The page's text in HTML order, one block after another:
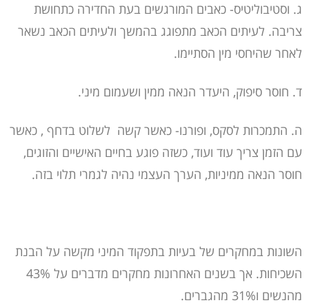
ג. וסטיבוליטיס- כאבים המורגשים בעת החדירה כתחושת
צריבה. לעיתים הכאב מתפוגג בהמשך ולעיתים הכאב נשאר
לאחר שהיחסי מין הסתיימו.
ד. חוסר סיפוק, היעדר הנאה ממין ושעמום מיני.
ה. התמכרות לסקס, ופורנו- כאשר קשה לשלוט בדחף , כאשר
עם הזמן צריך עוד ועוד, כשזה פוגע בחיים האישיים והזוגים,
חוסר הנאה ממיניות, הערך העצמי נהיה לגמרי תלוי בזה.
השונות במחקרים של בעיות בתפקוד המיני מקשה על הבנת
השכיחות. אך בשנים האחרונות מחקרים מדברים על 43%
מהנשים ו31% מהגברים.